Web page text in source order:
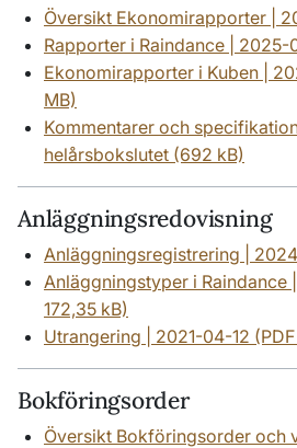
Översikt Ekonomirapporter |
Rapporter i Raindance | 2025-
Ekonomirapporter i Kuben |
MB)
Kommentarer och
helårsbokslutet (692 kB)
Anläggningsredovisning
Anläggningsregistrering |
Anläggningstyper i
172,35 kB)
Utrangering | 2021-04-12
Bokföringsorder
Översikt Bokföringsorder och